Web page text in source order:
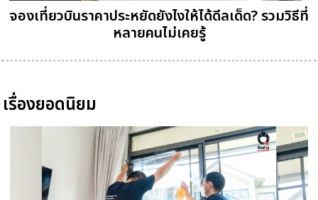
จองเที่ยวบินราคาประหยัดยังไงให้ได้ดีลเด็ด? รวมวิธีที่
หลายคนไม่เคยรู้
เรื่องยอดนิยม